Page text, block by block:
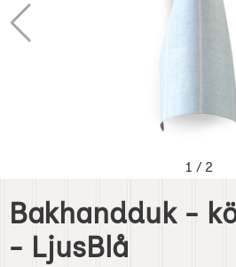
1 / 2
Bakhandduk -
- LjusBlå